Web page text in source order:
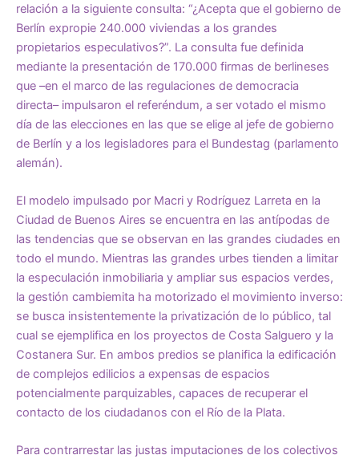
relación a la siguiente consulta: “¿Acepta que el gobierno de
Berlín expropie 240.000 viviendas a los grandes
propietarios especulativos?”. La consulta fue definida
mediante la presentación de 170.000 firmas de berlineses
que –en el marco de las regulaciones de democracia
directa– impulsaron el referéndum, a ser votado el mismo
día de las elecciones en las que se elige al jefe de gobierno
de Berlín y a los legisladores para el Bundestag (parlamento
alemán).
El modelo impulsado por Macri y Rodríguez Larreta en la
Ciudad de Buenos Aires se encuentra en las antípodas de
las tendencias que se observan en las grandes ciudades en
todo el mundo. Mientras las grandes urbes tienden a limitar
la especulación inmobiliaria y ampliar sus espacios verdes,
la gestión cambiemita ha motorizado el movimiento inverso:
se busca insistentemente la privatización de lo público, tal
cual se ejemplifica en los proyectos de Costa Salguero y la
Costanera Sur. En ambos predios se planifica la edificación
de complejos edilicios a expensas de espacios
potencialmente parquizables, capaces de recuperar el
contacto de los ciudadanos con el Río de la Plata.
Para contrarrestar las justas imputaciones de los colectivos